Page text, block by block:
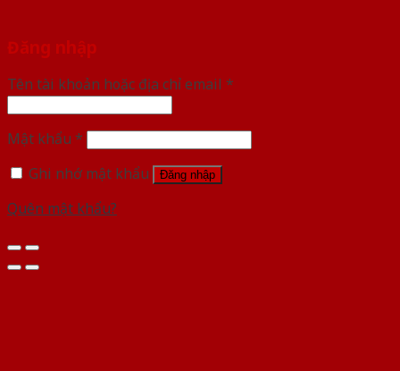
Đăng nhập
Tên tài khoản hoặc địa chỉ email *
Mật khẩu *
Ghi nhớ mật khẩu
Đăng nhập
Quên mật khẩu?